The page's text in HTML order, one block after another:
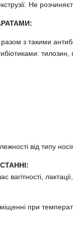
Не
разом з такими
від типу
вагітності,
при